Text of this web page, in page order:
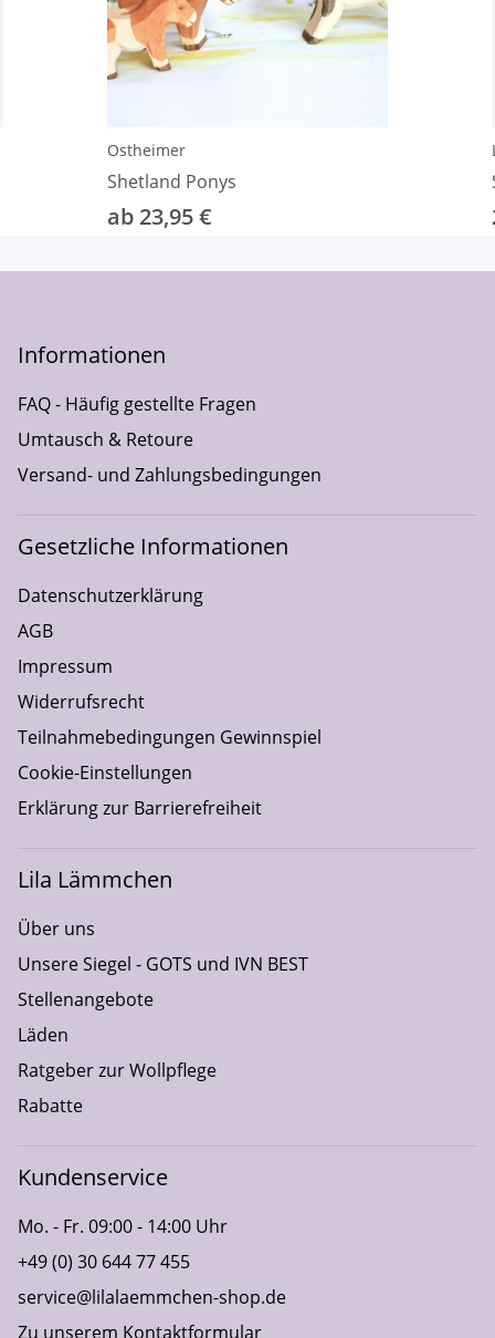
Ostheimer
Shetland Ponys
ab 23,95 €
Informationen
FAQ - Häufig gestellte Fragen
Umtausch & Retoure
Versand- und Zahlungsbedingungen
Gesetzliche Informationen
Datenschutzerklärung
AGB
Impressum
Widerrufsrecht
Teilnahmebedingungen Gewinnspiel
Cookie-Einstellungen
Erklärung zur Barrierefreiheit
Lila Lämmchen
Über uns
Unsere Siegel - GOTS und IVN BEST
Stellenangebote
Läden
Ratgeber zur Wollpflege
Rabatte
Kundenservice
Mo. - Fr. 09:00 - 14:00 Uhr
+49 (0) 30 644 77 455
service@lilalaemmchen-shop.de
Zu unserem Kontaktformular